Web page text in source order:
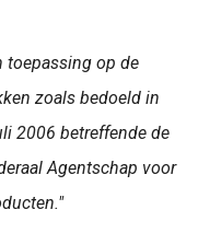
toepassing op de
zoals bedoeld in
2006 betreffende de
Agentschap voor